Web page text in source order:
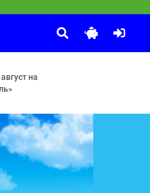
соловей для друзей — Шляпа —
— Молочное пари — Аноним —
на